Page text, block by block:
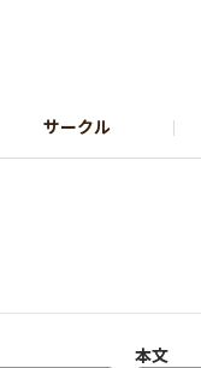
サークル
本文